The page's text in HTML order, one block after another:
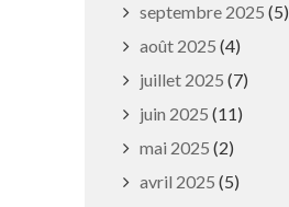
septembre 2025 (5)
août 2025 (4)
juillet 2025 (7)
juin 2025 (11)
mai 2025 (2)
avril 2025 (5)